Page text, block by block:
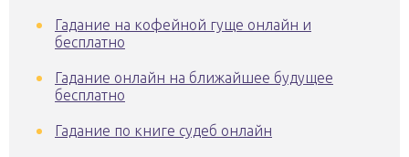
Гадание на кофейной гуще онлайн и
бесплатно
Гадание онлайн на ближайшее будущее
бесплатно
Гадание по книге судеб онлайн